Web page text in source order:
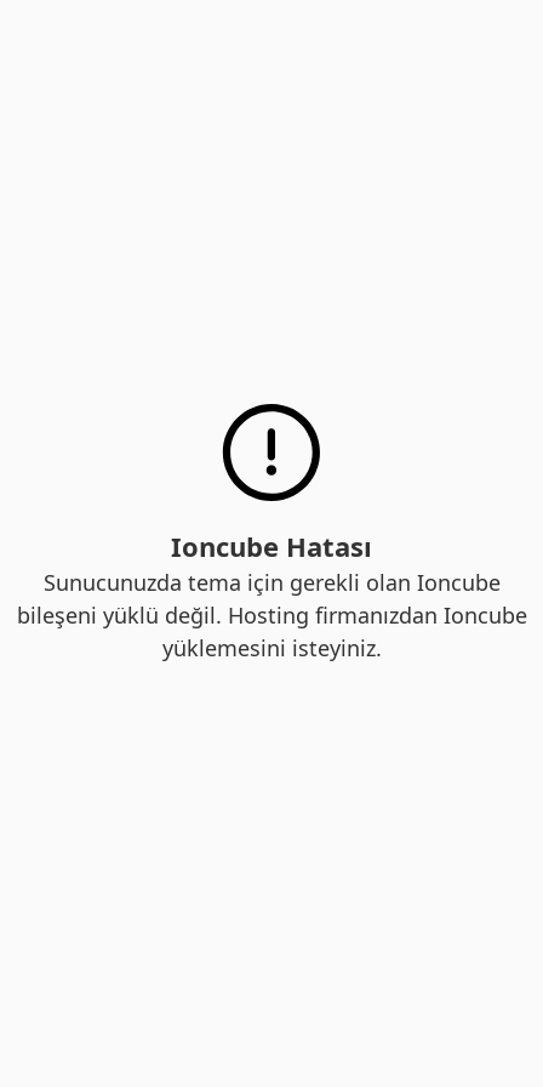
Ioncube Hatası
Sunucunuzda tema için gerekli olan Ioncube
bileşeni yüklü değil. Hosting firmanızdan Ioncube
yüklemesini isteyiniz.